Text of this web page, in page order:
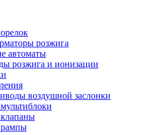
розжига
автоматы
розжига и ионизации
воздушной заслонки
рампы